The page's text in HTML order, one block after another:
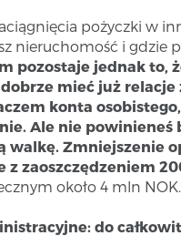
pożyczki w
nieruchomość i gdzie
pozostaje jednak to,
mieć już
konta
Ale nie powinieneś
walkę. Zmniejszenie
z zaoszczędzeniem
około 4 mln NOK.
do